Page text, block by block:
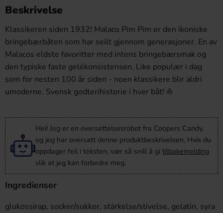
Beskrivelse
Klassikeren siden 1932! Malaco Pim Pim er den ikoniske
bringebærbåten som har seilt gjennom generasjoner. En av
Malacos eldste favoritter med intens bringebærsmak og
den typiske faste gelékonsistensen. Like populær i dag
som for nesten 100 år siden - noen klassikere blir aldri
umoderne. Svensk godterihistorie i hver båt! ⛵
Hei! Jeg er en oversettelsesrobot fra Coopers Candy,
og jeg har oversatt denne produktbeskrivelsen. Hvis du
oppdager feil i teksten, vær så snill å gi tilbakemelding
slik at jeg kan forbedre meg.
Ingredienser
glukossirap, socker/sukker, stärkelse/stivelse, gelatin, syra